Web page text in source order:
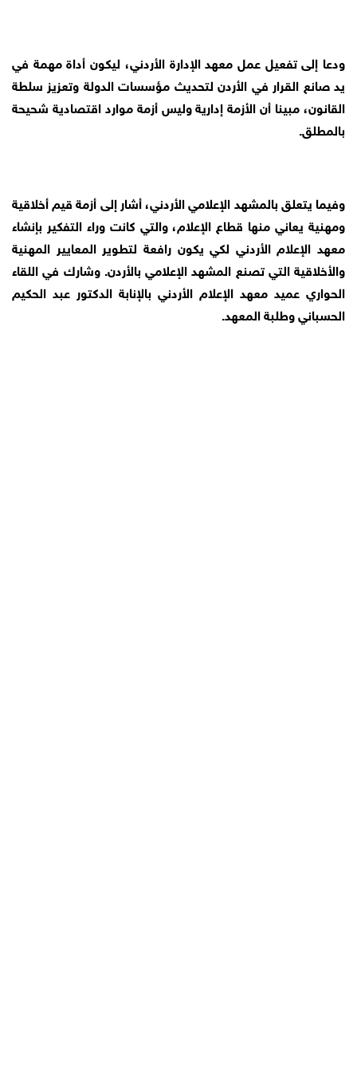
ودعا إلى تفعيل عمل معهد الإدارة الأردني، ليكون أداة مهمة في
يد صانع القرار في الأردن لتحديث مؤسسات الدولة وتعزيز سلطة
القانون، مبينا أن الأزمة إدارية وليس أزمة موارد اقتصادية شحيحة
بالمطلق.
وفيما يتعلق بالمشهد الإعلامي الأردني، أشار إلى أزمة قيم أخلاقية
ومهنية يعاني منها قطاع الإعلام، والتي كانت وراء التفكير بإنشاء
معهد الإعلام الأردني لكي يكون رافعة لتطوير المعايير المهنية
والأخلاقية التي تصنع المشهد الإعلامي بالأردن. وشارك في اللقاء
الحواري عميد معهد الإعلام الأردني بالإنابة الدكتور عبد الحكيم
الحسباني وطلبة المعهد.